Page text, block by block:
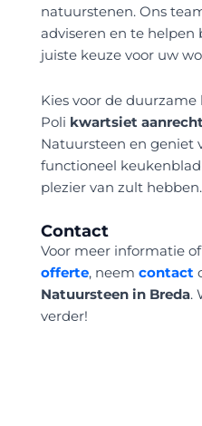
natuurstenen. Ons
adviseren en te helpen
juiste keuze voor uw
Kies voor de
Poli kwartsiet
Natuursteen en geniet
functioneel
plezier van zult hebben.
Contact
Voor meer informatie
offerte, neem contact
Natuursteen in Breda.
verder!